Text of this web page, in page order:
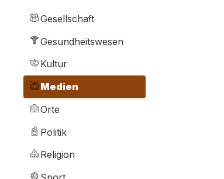
Gesellschaft
Gesundheitswesen
Kultur
Medien
Orte
Politik
Religion